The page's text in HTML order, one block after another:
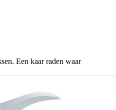
Een kaar raden waar